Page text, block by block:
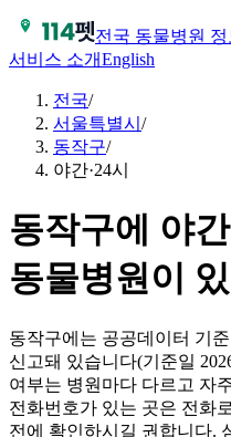
전국 동물병원 정
서비스 소개English
전국/
서울특별시 /
동작구/
야간·24시
동작구에 야
동물병원이
동작구에는 공공데이터 기
신고돼 있습니다(기준일
여부는 병원마다 다르고 자
전화번호가 있는 곳은 전화
전에 확인하시길 권합니다.